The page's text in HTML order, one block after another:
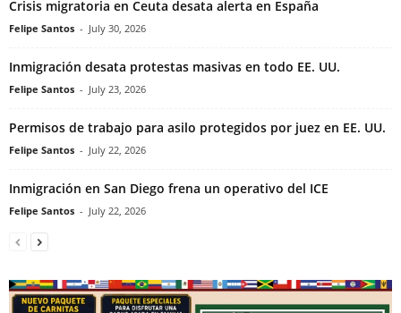
Crisis migratoria en Ceuta desata alerta en España
Felipe Santos - July 30, 2026
Inmigración desata protestas masivas en todo EE. UU.
Felipe Santos - July 23, 2026
Permisos de trabajo para asilo protegidos por juez en EE. UU.
Felipe Santos - July 22, 2026
Inmigración en San Diego frena un operativo del ICE
Felipe Santos - July 22, 2026